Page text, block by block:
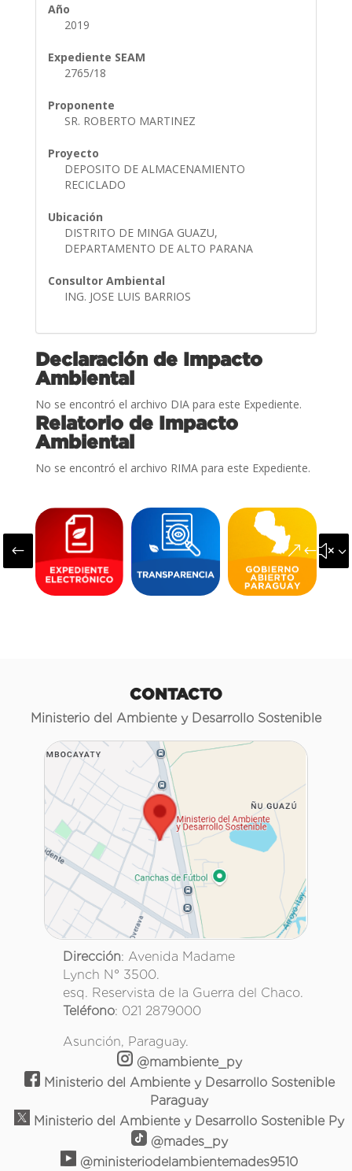
Año
2019
Expediente SEAM
2765/18
Proponente
SR. ROBERTO MARTINEZ
Proyecto
DEPOSITO DE ALMACENAMIENTO
RECICLADO
Ubicación
DISTRITO DE MINGA GUAZU,
DEPARTAMENTO DE ALTO PARANA
Consultor Ambiental
ING. JOSE LUIS BARRIOS
Declaración de Impacto
Ambiental
No se encontró el archivo DIA para este Expediente.
Relatorio de Impacto
Ambiental
No se encontró el archivo RIMA para este Expediente.
#
CONTACTO
Ministerio del Ambiente y Desarrollo Sostenible
Dirección: Avenida Madame
Lynch N° 3500.
esq. Reservista de la Guerra del Chaco.
Teléfono: 021 2879000
Asunción, Paraguay.
@mambiente_py
Ministerio del Ambiente y Desarrollo Sostenible
Paraguay
Ministerio del Ambiente y Desarrollo Sostenible Py
@mades_py
@ministeriodelambientemades9510